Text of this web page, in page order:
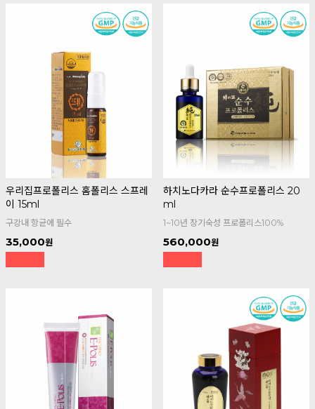
우리집프로폴리스 홈폴리스 스프레
이 15ml
구강내 항균에 필수
35,000
하치노다카라 순수프로폴리스 20
ml
1~10년 장기숙성 프로폴리스100%
560,000